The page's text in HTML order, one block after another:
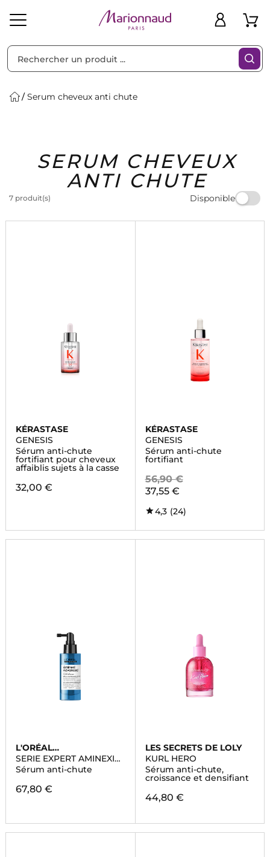
Solaire Homme Marques Idées
Cadeaux
Bons
Plans
Serum cheveux anti chute
SERUM CHEVEUX
ANTI CHUTE
7 produit(s) Disponible
Filtres
KÉRASTASE
GENESIS
Sérum anti-chute
fortifiant pour cheveux
affaiblis sujets à la casse
32,00 €
KÉRASTASE
GENESIS
Sérum anti-chute
fortifiant
56,90 €
37,55 €
4,3 (24)
L'ORÉAL
PROFESSIONNEL
SERIE EXPERT AMINEXIL
ADVANCED
Sérum anti-chute
67,80 €
LES SECRETS DE LOLY
KURL HERO
Sérum anti-chute,
croissance et densifiant
44,80 €